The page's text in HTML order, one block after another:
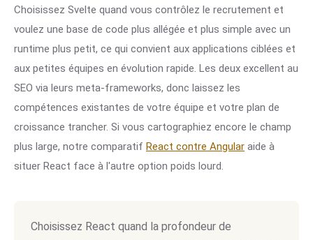
Choisissez Svelte quand vous contrôlez le recrutement et
voulez une base de code plus allégée et plus simple avec un
runtime plus petit, ce qui convient aux applications ciblées et
aux petites équipes en évolution rapide. Les deux excellent au
SEO via leurs meta-frameworks, donc laissez les
compétences existantes de votre équipe et votre plan de
croissance trancher. Si vous cartographiez encore le champ
plus large, notre comparatif React contre Angular aide à
situer React face à l'autre option poids lourd.
Choisissez React quand la profondeur de